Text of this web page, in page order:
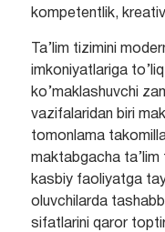
kompetentlik,
Ta’lim tizimini
imkoniyatlariga
ko’maklashuvchi
vazifalaridan biri
tomonlama
maktabgacha
kasbiy faoliyatga
oluvchilarda
sifatlarini qaror